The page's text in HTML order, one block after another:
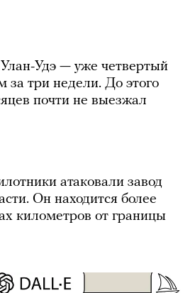
Удэ — уже четвертый
за три недели. До этого
почти не выезжал
атаковали завод
Он находится более
километров от границы